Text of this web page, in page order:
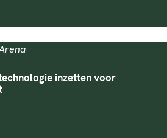
inzetten voor